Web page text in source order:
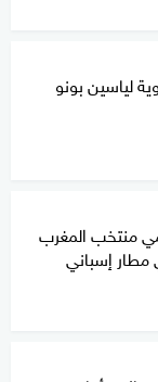
لياسين بونو
منتخب المغرب
إسباني